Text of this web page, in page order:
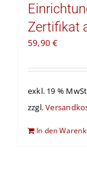
Zertifikat
59,90€
exkl. 19 %
zzgl.
In den